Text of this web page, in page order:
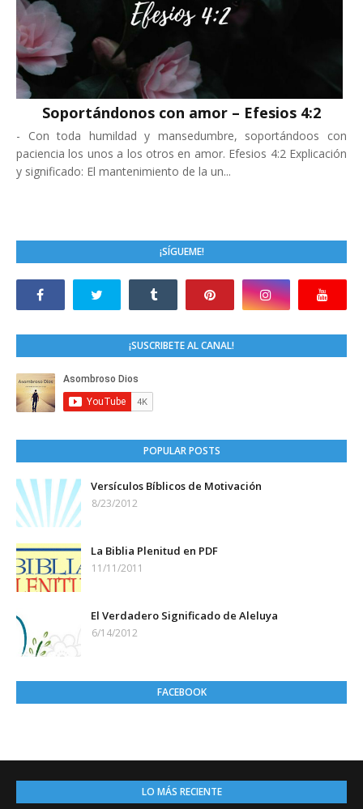
Soportándonos con amor – Efesios 4:2
- Con toda humildad y mansedumbre, soportándoos con
paciencia los unos a los otros en amor. Efesios 4:2 Explicación
y significado: El mantenimiento de la un...
¡SÍGUEME!
¡SUSCRIBETE AL CANAL!
POPULAR POSTS
Versículos Bíblicos de Motivación
8/23/2012
La Biblia Plenitud en PDF
11/11/2011
El Verdadero Significado de Aleluya
6/14/2012
FACEBOOK
LO MÁS RECIENTE